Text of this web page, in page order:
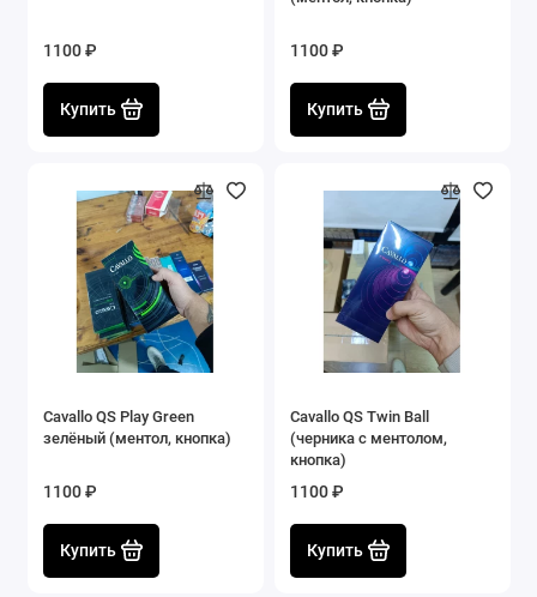
1100 ₽
Купить
1100 ₽
Купить
Cavallo QS Play Green
зелёный (ментол, кнопка)
1100 ₽
Купить
Cavallo QS Twin Ball
(черника с ментолом,
кнопка)
1100 ₽
Купить